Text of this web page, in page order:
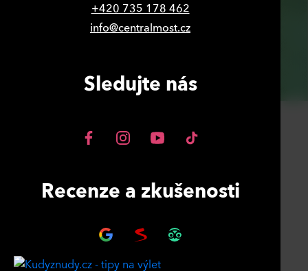
+420 735 178 462
info@centralmost.cz
Sledujte nás
Recenze a zkušenosti